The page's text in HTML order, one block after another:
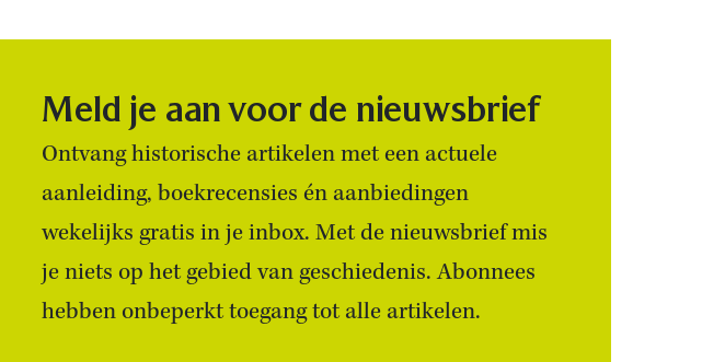
Meld je aan voor de nieuwsbrief
Ontvang historische artikelen met een actuele
aanleiding, boekrecensies én aanbiedingen
wekelijks gratis in je inbox. Met de nieuwsbrief mis
je niets op het gebied van geschiedenis. Abonnees
hebben onbeperkt toegang tot alle artikelen.